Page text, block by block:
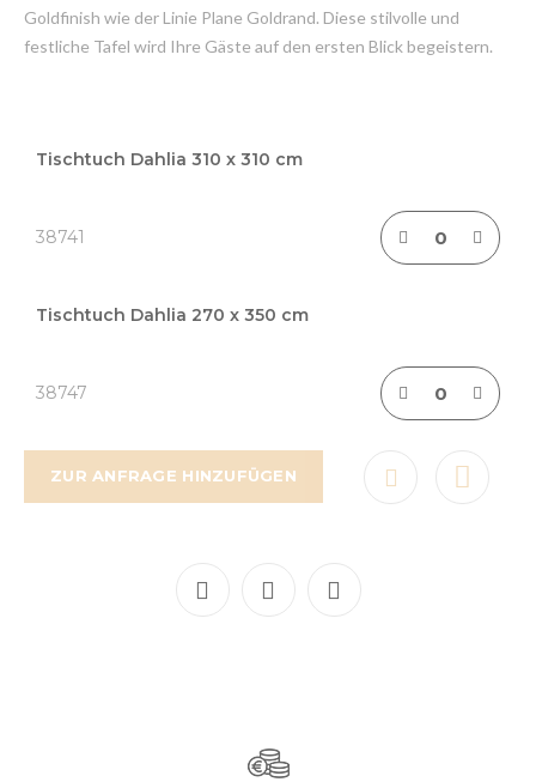
Goldfinish wie der Linie Plane Goldrand. Diese stilvolle und
festliche Tafel wird Ihre Gäste auf den ersten Blick begeistern.
product
Tischtuch Dahlia 310 x 310 cm
38741
Tischtuch Dahlia 270 x 350 cm
38747
ZUR ANFRAGE HINZUFÜGEN